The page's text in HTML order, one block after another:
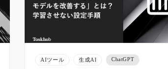
AIツール 生成AI ChatGPT